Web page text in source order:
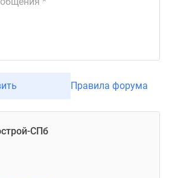
Правила форума
СПб